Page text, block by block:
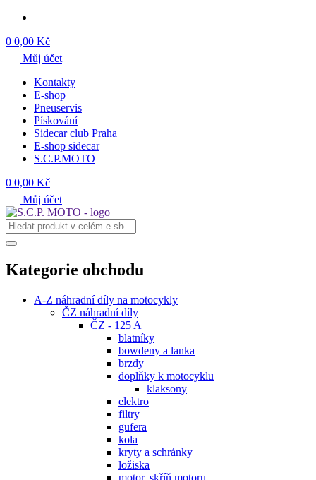
0 0,00 Kč
Můj účet
Kontakty
E-shop
Pneuservis
Pískování
Sidecar club Praha
E-shop sidecar
S.C.P.MOTO
0 0,00 Kč
Můj účet
Kategorie obchodu
A-Z náhradní díly na motocykly
ČZ náhradní díly
ČZ - 125 A
blatníky
bowdeny a lanka
brzdy
doplňky k motocyklu
klaksony
elektro
filtry
gufera
kola
kryty a schránky
ložiska
motor, skříň motoru